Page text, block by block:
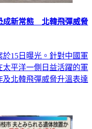
成新常態 北韓飛彈威脅
於15日曝光。針對中國軍
平洋一側日益活躍的軍
北韓飛彈威脅升溫表達